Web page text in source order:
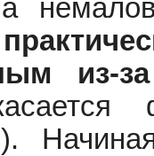
из-